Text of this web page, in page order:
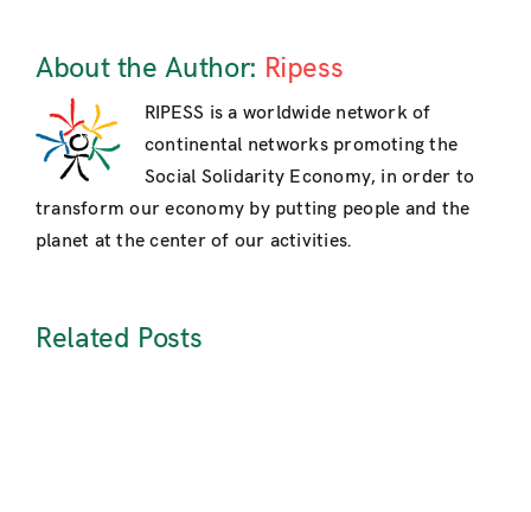
convergencia,
oportunidades,
desafíos”
About the Author: Ripess
RIPESS is a worldwide network of
continental networks promoting the
Social Solidarity Economy, in order to
transform our economy by putting people and the
planet at the center of our activities.
Related Posts